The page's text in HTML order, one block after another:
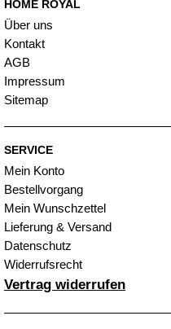
HOME ROYAL
Über uns
Kontakt
AGB
Impressum
Sitemap
SERVICE
Mein Konto
Bestellvorgang
Mein Wunschzettel
Lieferung & Versand
Datenschutz
Widerrufsrecht
Vertrag widerrufen